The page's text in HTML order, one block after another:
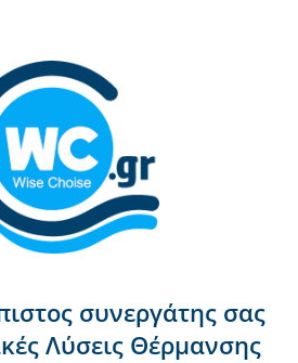
συνεργάτης σας
Λύσεις Θέρμανσης